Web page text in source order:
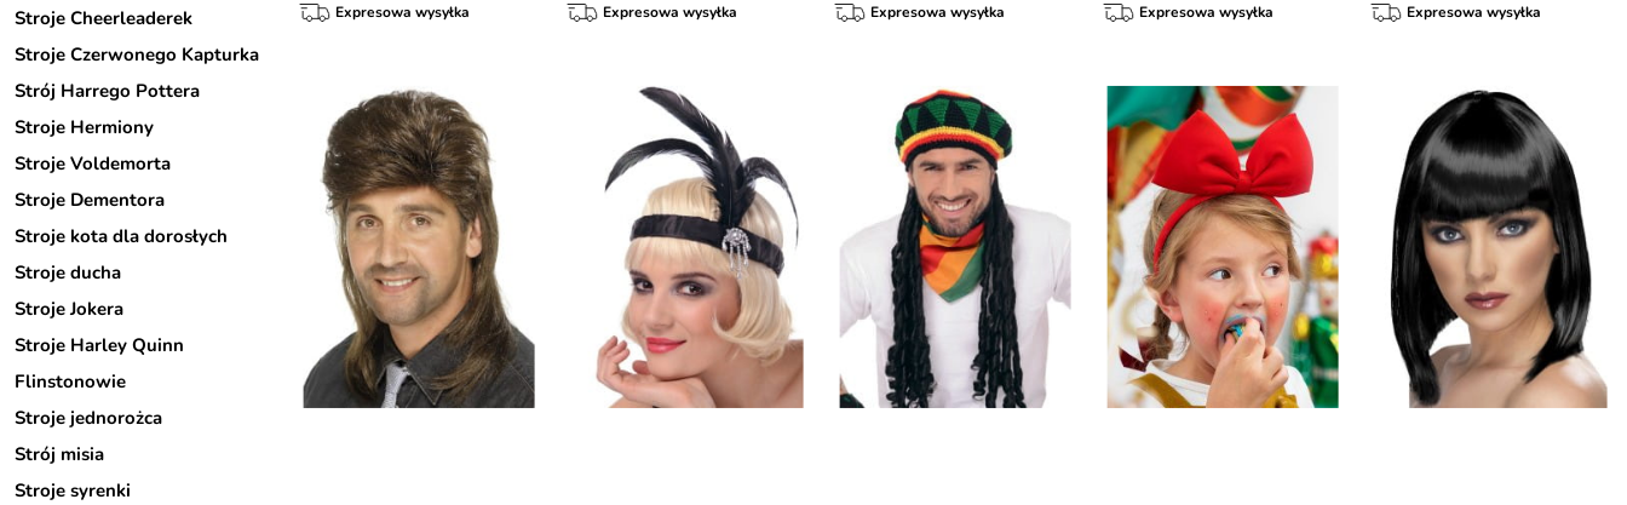
Expresowa wysyłka Expresowa wysyłka Expresowa wysyłka Expresowa wysyłka Expresowa wysyłka
Stroje Cheerleaderek
Stroje Czerwonego Kapturka
Strój Harrego Pottera
Stroje Hermiony
Stroje Voldemorta
Stroje Dementora
Stroje kota dla dorosłych
Stroje ducha
Stroje Jokera
Stroje Harley Quinn
Flinstonowie
Stroje jednorożca
Strój misia
Stroje syrenki